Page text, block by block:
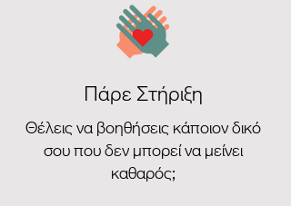
Πάρε Στήριξη
Θέλεις να βοηθήσεις κάποιον δικό
σου που δεν μπορεί να μείνει
καθαρός;